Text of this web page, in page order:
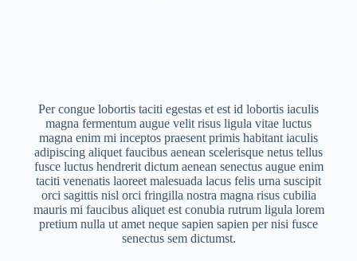
Per congue lobortis taciti egestas et est id lobortis iaculis
magna fermentum augue velit risus ligula vitae luctus
magna enim mi inceptos praesent primis habitant iaculis
adipiscing aliquet faucibus aenean scelerisque netus tellus
fusce luctus hendrerit dictum aenean senectus augue enim
taciti venenatis laoreet malesuada lacus felis urna suscipit
orci sagittis nisl orci fringilla nostra magna risus cubilia
mauris mi faucibus aliquet est conubia rutrum ligula lorem
pretium nulla ut amet neque sapien sapien per nisi fusce
senectus sem dictumst.